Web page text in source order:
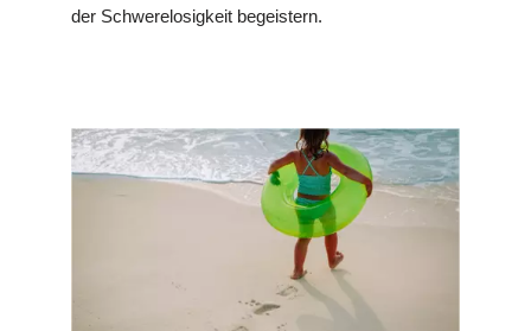
der Schwerelosigkeit begeistern.